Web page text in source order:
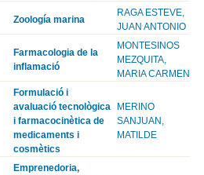
Zoología marina
RAGA ESTEVE,
JUAN ANTONIO
Farmacologia de la
inflamació
MONTESINOS
MEZQUITA,
MARIA CARMEN
Formulació i
avaluació tecnològica
i farmacocinètica de
medicaments i
cosmètics
MERINO
SANJUAN,
MATILDE
Emprenedoria,